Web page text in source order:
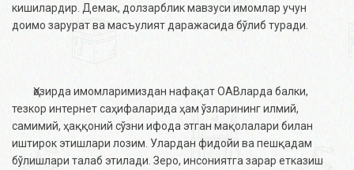
кишилардир. Демак, долзарблик мавзуси имомлар учун
доимо зарурат ва масъулият даражасида бўлиб туради.
Ҳозирда имомларимиздан нафақат ОАВларда балки,
тезкор интернет саҳифаларида ҳам ўзларининг илмий,
самимий, ҳаққоний сўзни ифода этган мақолалари билан
иштирок этишлари лозим. Улардан фидойи ва пешқадам
бўлишлари талаб этилади. Зеро, инсониятга зарар етказиш